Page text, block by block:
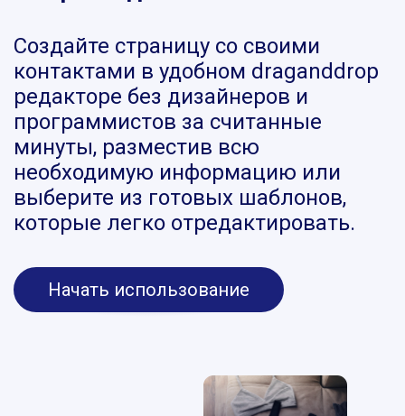
Создайте страницу со своими
контактами в удобном draganddrop
редакторе без дизайнеров и
программистов за считанные
минуты, разместив всю
необходимую информацию или
выберите из готовых шаблонов,
которые легко отредактировать.
Начать использование